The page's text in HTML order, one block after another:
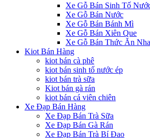
Xe Gỗ Bán Sinh Tố
Xe Gỗ Bán Nước
Xe Gỗ Bán Bánh Mì
Xe Gỗ Bán Xiên Que
Xe Gỗ Bán Thức Ăn
Kiot Bán Hàng
kiot bán cà phê
kiot bán sinh tố nước ép
kiot bán trà sữa
Kiot bán gà rán
kiot bán cá viên chiên
Xe Đạp Bán Hàng
Xe Đạp Bán Trà Sữa
Xe Đạp Bán Gà Rán
Xe Đạp Bán Trà Bí Đao